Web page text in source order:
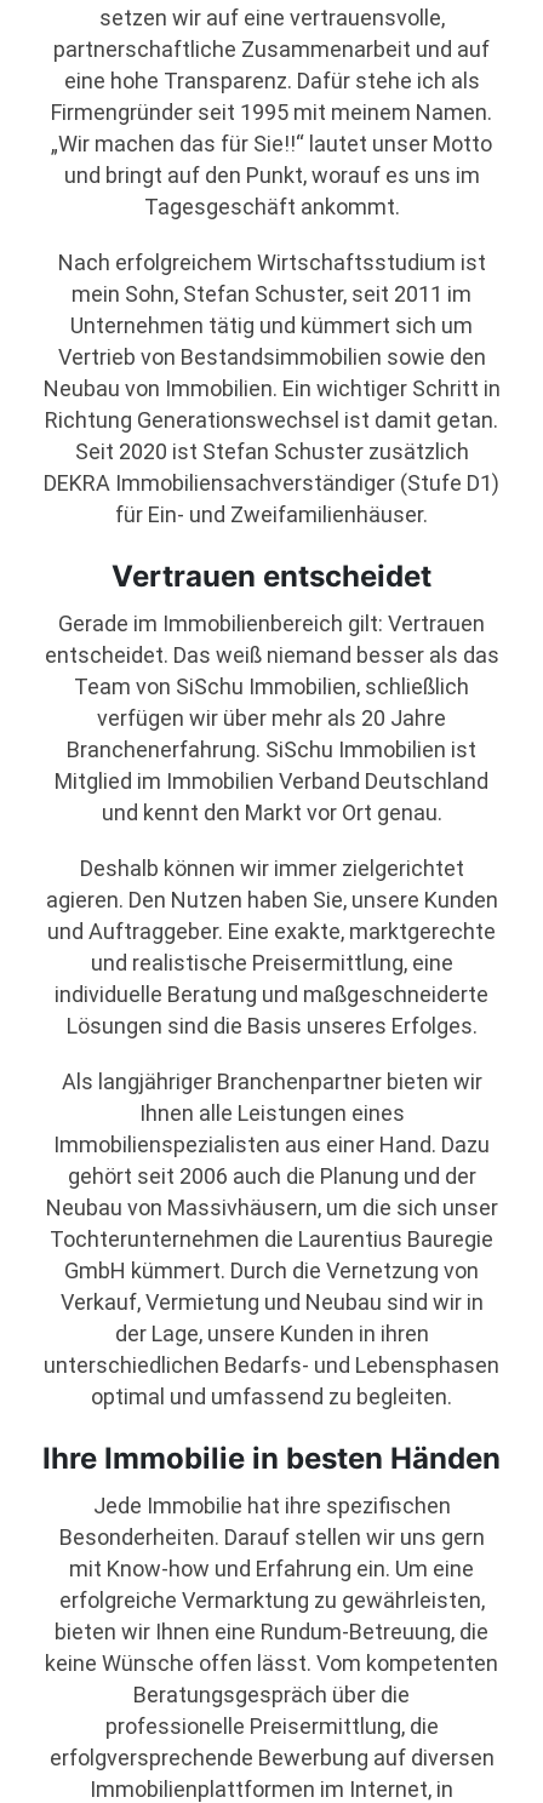
setzen wir auf eine vertrauensvolle,
partnerschaftliche Zusammenarbeit und auf
eine hohe Transparenz. Dafür stehe ich als
Firmengründer seit 1995 mit meinem Namen.
„Wir machen das für Sie!!“ lautet unser Motto
und bringt auf den Punkt, worauf es uns im
Tagesgeschäft ankommt.
Nach erfolgreichem Wirtschaftsstudium ist
mein Sohn, Stefan Schuster, seit 2011 im
Unternehmen tätig und kümmert sich um
Vertrieb von Bestandsimmobilien sowie den
Neubau von Immobilien. Ein wichtiger Schritt in
Richtung Generationswechsel ist damit getan.
Seit 2020 ist Stefan Schuster zusätzlich
DEKRA Immobiliensachverständiger (Stufe D1)
für Ein- und Zweifamilienhäuser.
Vertrauen entscheidet
Gerade im Immobilienbereich gilt: Vertrauen
entscheidet. Das weiß niemand besser als das
Team von SiSchu Immobilien, schließlich
verfügen wir über mehr als 20 Jahre
Branchenerfahrung. SiSchu Immobilien ist
Mitglied im Immobilien Verband Deutschland
und kennt den Markt vor Ort genau.
Deshalb können wir immer zielgerichtet
agieren. Den Nutzen haben Sie, unsere Kunden
und Auftraggeber. Eine exakte, marktgerechte
und realistische Preisermittlung, eine
individuelle Beratung und maßgeschneiderte
Lösungen sind die Basis unseres Erfolges.
Als langjähriger Branchenpartner bieten wir
Ihnen alle Leistungen eines
Immobilienspezialisten aus einer Hand. Dazu
gehört seit 2006 auch die Planung und der
Neubau von Massivhäusern, um die sich unser
Tochterunternehmen die Laurentius Bauregie
GmbH kümmert. Durch die Vernetzung von
Verkauf, Vermietung und Neubau sind wir in
der Lage, unsere Kunden in ihren
unterschiedlichen Bedarfs- und Lebensphasen
optimal und umfassend zu begleiten.
Ihre Immobilie in besten Händen
Jede Immobilie hat ihre spezifischen
Besonderheiten. Darauf stellen wir uns gern
mit Know-how und Erfahrung ein. Um eine
erfolgreiche Vermarktung zu gewährleisten,
bieten wir Ihnen eine Rundum-Betreuung, die
keine Wünsche offen lässt. Vom kompetenten
Beratungsgespräch über die
professionelle Preisermittlung, die
erfolgversprechende Bewerbung auf diversen
Immobilienplattformen im Internet, in